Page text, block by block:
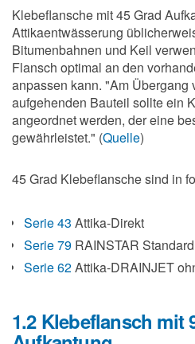
Klebeflansche mit 45 Grad
Attikaentwässerung
Bitumenbahnen und Keil
Flansch optimal an den
anpassen kann. "Am Übergang
aufgehenden Bauteil sollte ein
angeordnet werden, der eine
gewährleistet." (Quelle)
45 Grad Klebeflansche sind in
Serie 43 Attika-Direkt
Serie 79 RAINSTAR Standard
Serie 62Attika-DRAINJET
1.2 Klebeflansch mit